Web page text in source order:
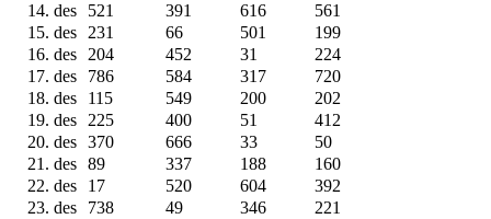
14. des
521 391 616
561
15. des
231 66 501
199
16. des
204 452 31
224
17. des
786 584 317
720
18. des
115 549 200
202
19. des
225 400 51
412
20. des 370 666 33
50
21. des 89 337 188
160
22. des
17 520 604
392
23. des
738 49 346
221